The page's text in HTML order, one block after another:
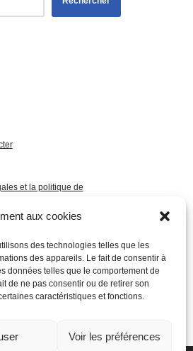
aux cookies
des technologies telles que les
des appareils. Le fait de consentir à
données telles que le comportement de
de ne pas consentir ou de retirer son
caractéristiques et fonctions.
Voir les préférences
et la politique de